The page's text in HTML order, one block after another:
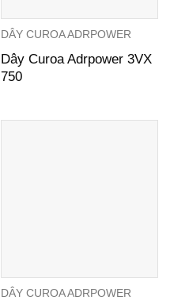
DÂY CUROA ADRPOWER
Dây Curoa Adrpower 3VX
750
DÂY CUROA ADRPOWER